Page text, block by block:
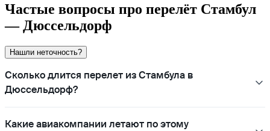
Частые вопросы про перелёт Стамбул
— Дюссельдорф
Нашли неточность?
Сколько длится перелет из Стамбула в
Дюссельдорф?
Какие авиакомпании летают по этому